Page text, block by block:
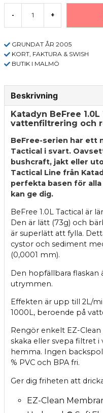
- +
GRUNDAT ÅR 2005
KORT, FAKTURA & SWISH
BUTIK I MALMÖ
Beskrivning
Katadyn BeFree
vattenfiltrering och
BeFree-serien har ett
Tactical i svart.
bushcraft, jakt eller
Tactical Line från
perfekta basen för
kan ge dig.
BeFree 1.0L Tactical är
Den är lätt (73g) och
är superlätt att fylla.
cystor och sediment
(0,0001 mm).
Den hopfällbara flaskan
utrymmen.
Effekten är upp till 2L/
1000L, beroende på
Rengör enkelt EZ-
skaka eller svepa filtret
hemma. Ingen
% PVC och BPA fri.
Ger dig friheten att
EZ-Clean